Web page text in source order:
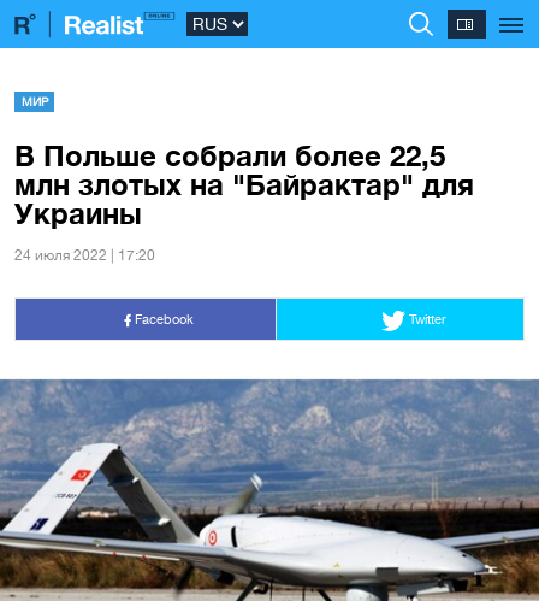
МИР
В Польше собрали более 22,5
млн злотых на "Байрактар" для
Украины
24 июля 2022 | 17:20
Facebook Twitter